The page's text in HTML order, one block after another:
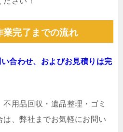
完了までの流れ
い合わせ、およびお見積りは完
用品回収・遺品整理・ゴミ
は、弊社までお気軽にお問い